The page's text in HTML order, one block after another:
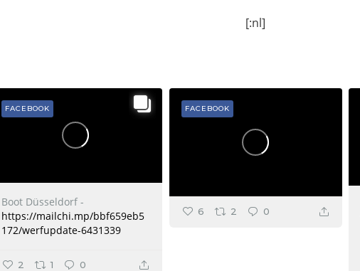
[:nl]
Boot Düsseldorf -
https://mailchi.mp/bbf659eb5
172/werfupdate-6431339
FACEBOOK
2 1 0
FACEBOOK
6 2 0